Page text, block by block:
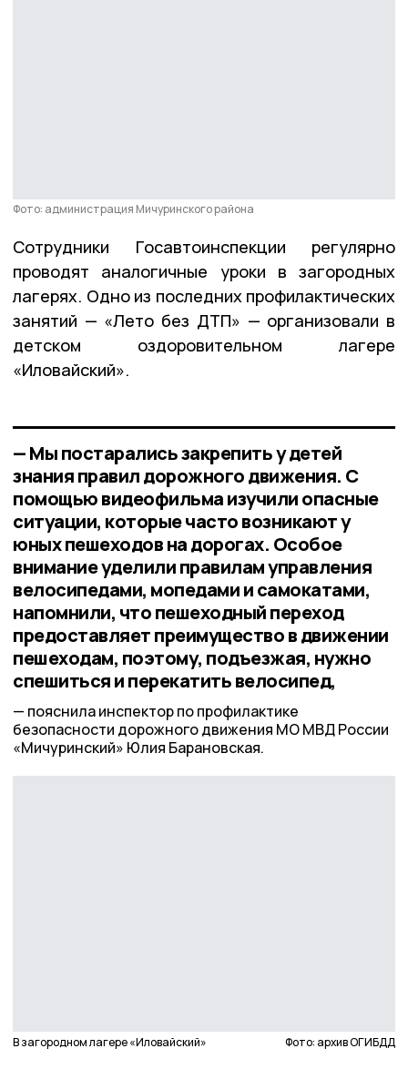
Фото: администрация Мичуринского района
Сотрудники Госавтоинспекции регулярно
проводят аналогичные уроки в загородных
лагерях. Одно из последних профилактических
занятий — «Лето без ДТП» — организовали в
детском оздоровительном лагере
«Иловайский».
— Мы постарались закрепить у детей
знания правил дорожного движения. С
помощью видеофильма изучили опасные
ситуации, которые часто возникают у
юных пешеходов на дорогах. Особое
внимание уделили правилам управления
велосипедами, мопедами и самокатами,
напомнили, что пешеходный переход
предоставляет преимущество в движении
пешеходам, поэтому, подъезжая, нужно
спешиться и перекатить велосипед,
пояснила инспектор по профилактике
безопасности дорожного движения МО МВД России
«Мичуринский» Юлия Барановская.
В загородном лагере «Иловайский» Фото: архив ОГИБДД